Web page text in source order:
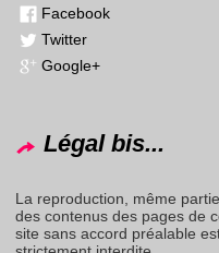
Facebook
Twitter
Google+
Légal bis...
La reproduction, même
des contenus des pages de
site sans accord préalable